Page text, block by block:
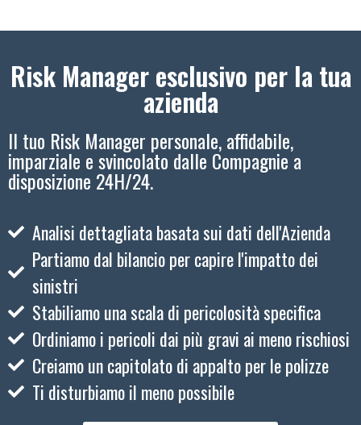
Risk Manager esclusivo per la tua
azienda
Il tuo Risk Manager personale, affidabile,
imparziale e svincolato dalle Compagnie a
disposizione 24H/24.
Analisi dettagliata basata sui dati dell'Azienda
Partiamo dal bilancio per capire l'impatto dei
sinistri
Stabiliamo una scala di pericolosità specifica
Ordiniamo i pericoli dai più gravi ai meno rischiosi
Creiamo un capitolato di appalto per le polizze
Ti disturbiamo il meno possibile